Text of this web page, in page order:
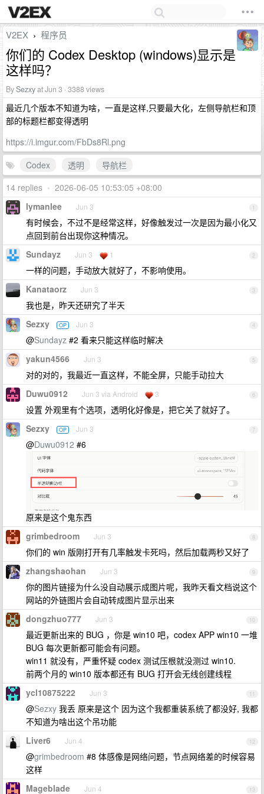
V2EX › 程序员
你们的 Codex Desktop (windows)显示是
这样吗？
BySezxyat Jun 3 · 3388 views
最近几个版本不知道为啥，一直是这样,只要最大化，左侧导航栏和顶
部的标题栏都变得透明
https://i.imgur.com/FbDs8Rl.png
Codex
透明
导航栏
14 replies • 2026-06-05 10:53:05 +08:00
1
lymanlee Jun 3
有时候会，不过不是经常这样，好像触发过一次是因为最小化又
点回到前台出现你这种情况。
2
Sundayz Jun 3 1
一样的问题，手动放大就好了，不影响使用。
3
Kanataorz Jun 3
我也是，昨天还研究了半天
4
Sezxy OP Jun 3
@Sundayz #2 看来只能这样临时解决
5
yakun4566 Jun 3
对的对的，我最近一直这样，不能全屏，只能手动拉大
6
Duwu0912 Jun 3 via Android 3
设置 外观里有个选项，透明化好像是，把它关了就好了。
7
Sezxy OP Jun 3
@Duwu0912 #6
原来是这个鬼东西
8
grimbedroom Jun 3
你们的 win 版刚打开有几率触发卡死吗，然后加载两秒又好了
9
zhangshaohan Jun 3
你的图片链接为什么没自动展示成图片呢，我昨天看文档说这个
网站的外链图片会自动转成图片显示出来
10
dongzhuo777 Jun 3
最近更新出来的 BUG ，你是 win10 吧，codex APP win10 一堆
BUG 每次更新都可能会有问题。
win11 就没有，严重怀疑 codex 测试压根就没测过 win10.
前两个月的 win10 版本都还有 BUG 打开会无线创建线程
11
ycl10875222 Jun 3
@Sezxy 我丢 原来是这个 因为这个我都重装系统了都没好, 我都
不知道为啥出这个吊功能
12
Liver6 Jun 4
@grimbedroom #8 体感像是网络问题，节点网络差的时候容易
这样
13
Mageblade Jun 4